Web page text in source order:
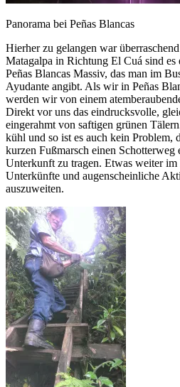
Panorama bei Peñas Blancas
Hierher zu gelangen war
Matagalpa in Richtung El Cuá sind es
Peñas Blancas Massiv, das man im
Ayudante angibt. Als wir in Peñas
werden wir von einem
Direkt vor uns das eindrucksvolle,
eingerahmt von saftigen grünen
kühl und so ist es auch kein Problem,
kurzen Fußmarsch einen Schotterweg
Unterkunft zu tragen. Etwas weiter
Unterkünfte und augenscheinliche
auszuweiten.